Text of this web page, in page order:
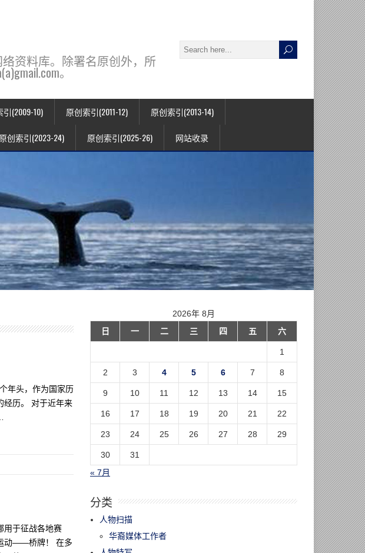
络资料库。除署名原创外，所
。
(2009-10) 原创索引(2011-12) 原创索引(2013-14)
原创索引(2023-24) 原创索引(2025-26) 网站收录
年头，作为国家历
经历。 对于近年来
用于征战各地赛
动——桥牌！ 在多
2026年 8月
日
一 二 三 四 五 六
1
2 3 4 5 6 7 8
9 10 11 12 13 14 15
16 17 18 19 20 21 22
23 24 25 26 27 28 29
30
31
« 7月
分类
人物扫描
华裔媒体工作者